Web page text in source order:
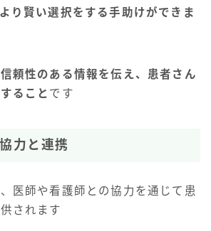
り賢い選択をする手助けができま
信頼性のある情報を伝え、患者さん
ること です
力と連携
医師や看護師との協力を通じて患
されます